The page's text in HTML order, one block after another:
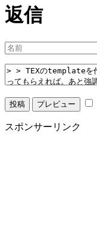
返信
スポンサーリンク